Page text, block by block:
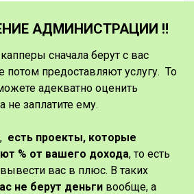
АДМИНИСТРАЦИИ ‼️
сначала берут с вас
потом предоставляют услугу. То
адекватно оценить
не заплатите ему.
есть проекты, которые
% от вашего дохода, то есть
вас в плюс. В таких
не берут деньги вообще, а